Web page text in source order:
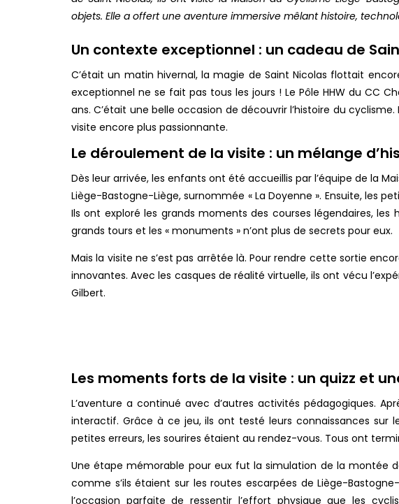
objets. Elle a offert une aventure immersive mêlant histoire,
Un contexte exceptionnel : un cadeau de
C’était un matin hivernal, la magie de Saint Nicolas flottait
exceptionnel ne se fait pas tous les jours ! Le Pôle HHW du CC
ans. C’était une belle occasion de découvrir l’histoire du
visite encore plus passionnante.
Le déroulement de la visite : un mélange
Dès leur arrivée, les enfants ont été accueillis par l’équipe de la
Liège-Bastogne-Liège, surnommée « La Doyenne ». Ensuite, les
Ils ont exploré les grands moments des courses légendaires,
grands tours et les « monuments » n’ont plus de secrets pour eux.
Mais la visite ne s’est pas arrêtée là. Pour rendre cette sortie
innovantes. Avec les casques de réalité virtuelle, ils ont vécu
Gilbert.
Les moments forts de la visite : un quizz et
L’aventure a continué avec d’autres activités pédagogiques.
interactif. Grâce à ce jeu, ils ont testé leurs connaissances sur
petites erreurs, les sourires étaient au rendez-vous. Tous ont
Une étape mémorable pour eux fut la simulation de la montée
comme s’ils étaient sur les routes escarpées de Liège-
l’occasion parfaite de ressentir l’effort physique que les